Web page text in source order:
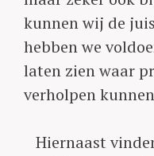
kunnen wij de
hebben we
laten zien waar
verholpen
Hiernaast